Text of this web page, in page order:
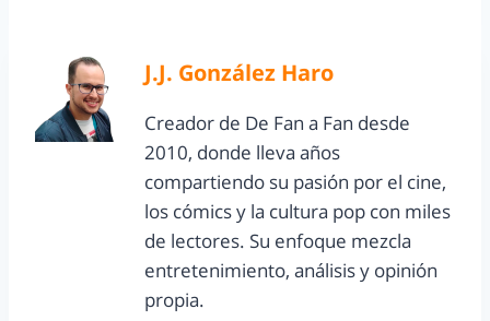
J.J. González Haro
Creador de De Fan a Fan desde
2010, donde lleva años
compartiendo su pasión por el cine,
los cómics y la cultura pop con miles
de lectores. Su enfoque mezcla
entretenimiento, análisis y opinión
propia.